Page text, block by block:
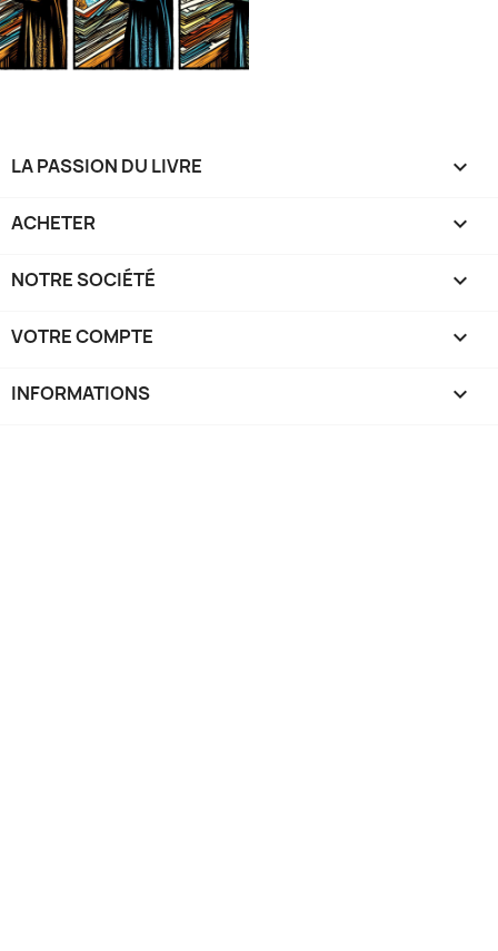
LA PASSION DU LIVRE 
ACHETER 
NOTRE SOCIÉTÉ 
VOTRE COMPTE 
INFORMATIONS keyboard_arrow_down